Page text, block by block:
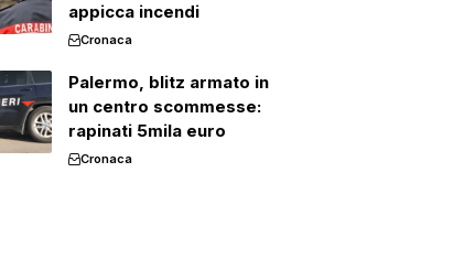
appicca incendi
Cronaca
Palermo, blitz armato in
un centro scommesse:
rapinati 5mila euro
Cronaca